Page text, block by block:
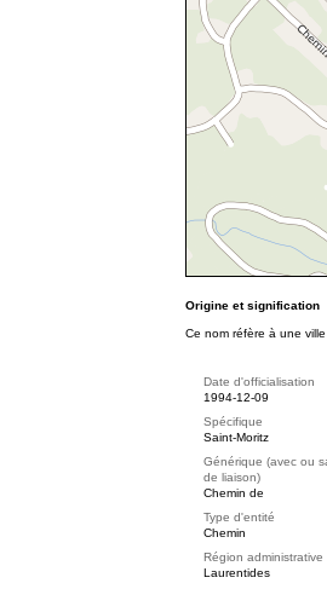
Origine et signification
Ce nom réfère à une
Date d'officialisation
1994-12-09
Spécifique
Saint-Moritz
Générique (avec ou
de liaison)
Chemin de
Type d'entité
Chemin
Région administrative
Laurentides